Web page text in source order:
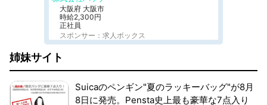
大阪府 大阪市
時給2,300円
正社員
スポンサー：求人ボックス
姉妹サイト
Suicaのペンギン"夏のラッキーバッグ"が8月
8日に発売。Pensta史上最も豪華な7点入り